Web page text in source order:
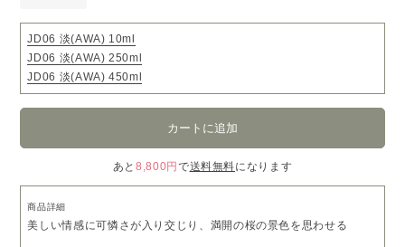
JD06 淡(AWA) 10ml
JD06 淡(AWA) 250ml
JD06 淡(AWA) 450ml
あと8,800円 で送料無料になります
商品詳細
美しい情感に可憐さが入り交じり、満開の桜の景色を思わせる